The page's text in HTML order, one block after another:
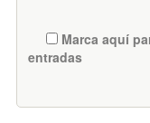
Marca aquí
entradas